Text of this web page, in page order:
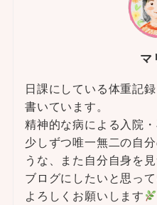
マ
日課にしている体重記
書いています。
精神的な病による入院・
少しずつ唯一無二の自
うな、また自分自身を
ブログにしたいと思って
よろしくお願いします